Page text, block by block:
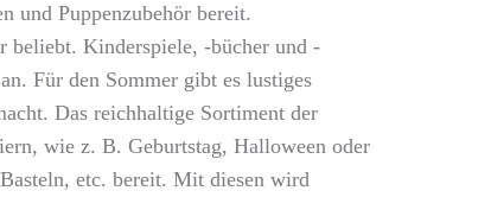
und Puppenzubehör bereit.
beliebt. Kinderspiele, -bücher und -
Für den Sommer gibt es lustiges
Das reichhaltige Sortiment der
wie z. B. Geburtstag, Halloween oder
etc. bereit. Mit diesen wird